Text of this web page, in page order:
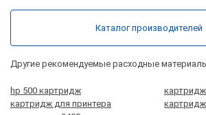
Другие рекомендуемые расходные
hp 500 картридж
картридж для принтера